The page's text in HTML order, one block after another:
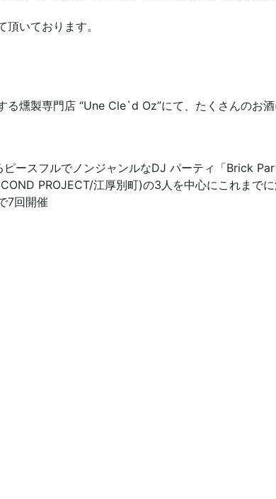
いております。
燻製専門店 “Une Cle`d Oz”にて、たくさんのお酒
ースフルでノンジャンルなDJ パーティ「Brick
PROJECT/江厚別町)の3人を中心にこれまで
7回開催